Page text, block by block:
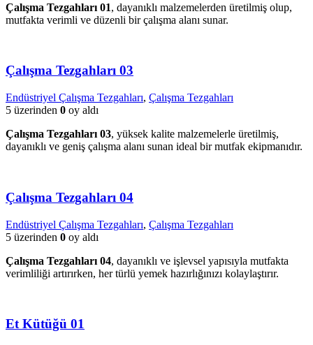
Çalışma Tezgahları 01, dayanıklı malzemelerden üretilmiş olup,
mutfakta verimli ve düzenli bir çalışma alanı sunar.
Çalışma Tezgahları 03
Endüstriyel Çalışma Tezgahları, Çalışma Tezgahları
5 üzerinden 0 oy aldı
Çalışma Tezgahları 03, yüksek kalite malzemelerle üretilmiş,
dayanıklı ve geniş çalışma alanı sunan ideal bir mutfak ekipmanıdır.
Çalışma Tezgahları 04
Endüstriyel Çalışma Tezgahları, Çalışma Tezgahları
5 üzerinden 0 oy aldı
Çalışma Tezgahları 04, dayanıklı ve işlevsel yapısıyla mutfakta
verimliliği artırırken, her türlü yemek hazırlığınızı kolaylaştırır.
Et Kütüğü 01